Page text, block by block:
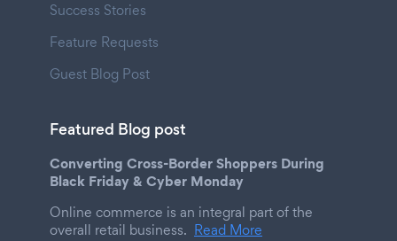
Success Stories
Feature Requests
Guest Blog Post
Featured Blog post
Converting Cross-Border Shoppers During
Black Friday & Cyber Monday
Online commerce is an integral part of the
overall retail business. Read More